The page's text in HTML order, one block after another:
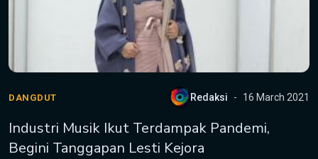
DANGDUT Redaksi 16 March 2021
Industri Musik Ikut Terdampak Pandemi,
Begini Tanggapan Lesti Kejora